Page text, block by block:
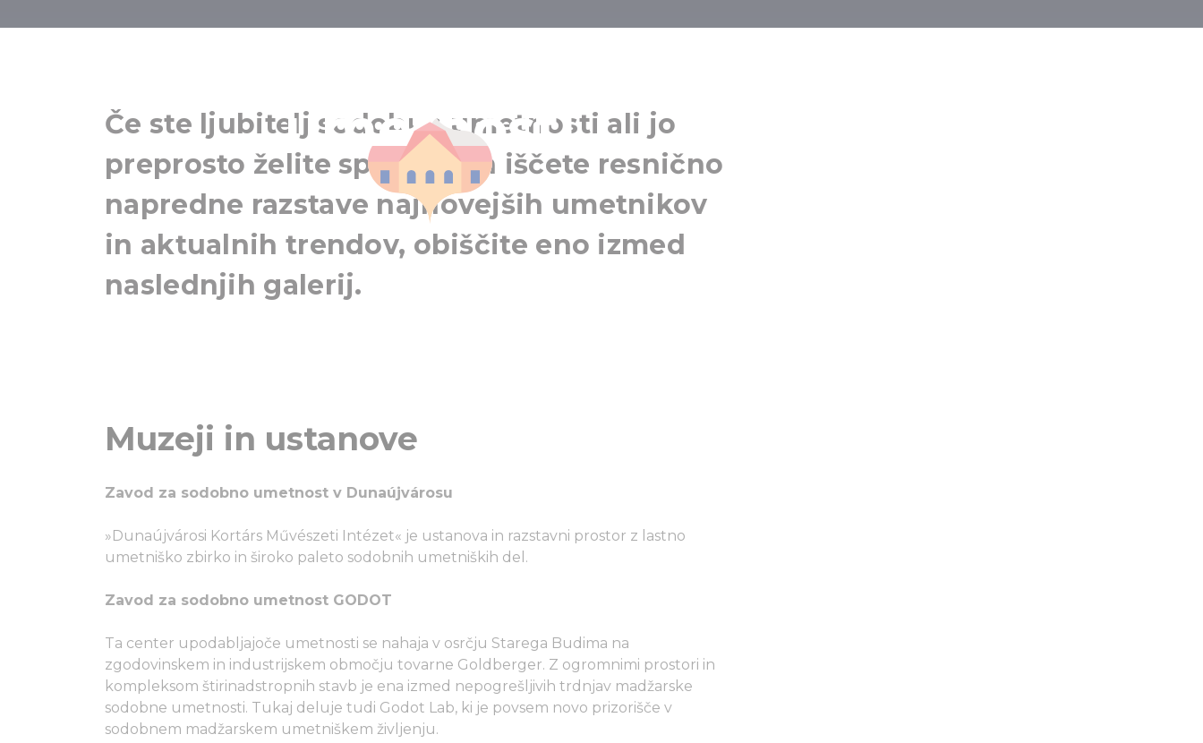
umetnosti
Če ste ljubitelj sodobne umetnosti ali jo
preprosto želite spoznati in iščete resnično
napredne razstave najnovejših umetnikov
in aktualnih trendov, obiščite eno izmed
naslednjih galerij.
Muzeji in ustanove
Zavod za sodobno umetnost v Dunaújvárosu
»Dunaújvárosi Kortárs Művészeti Intézet« je ustanova in razstavni prostor z lastno
umetniško zbirko in široko paleto sodobnih umetniških del.
Zavod za sodobno umetnost GODOT
Ta center upodabljajoče umetnosti se nahaja v osrčju Starega Budima na
zgodovinskem in industrijskem območju tovarne Goldberger. Z ogromnimi prostori in
kompleksom štirinadstropnih stavb je ena izmed nepogrešljivih trdnjav madžarske
sodobne umetnosti. Tukaj deluje tudi Godot Lab, ki je povsem novo prizorišče v
sodobnem madžarskem umetniškem življenju.